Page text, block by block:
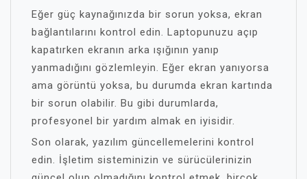
Eğer güç kaynağınızda bir sorun yoksa, ekran
bağlantılarını kontrol edin. Laptopunuzu açıp
kapatırken ekranın arka ışığının yanıp
yanmadığını gözlemleyin. Eğer ekran yanıyorsa
ama görüntü yoksa, bu durumda ekran kartında
bir sorun olabilir. Bu gibi durumlarda,
profesyonel bir yardım almak en iyisidir.
Son olarak, yazılım güncellemelerini kontrol
edin. İşletim sisteminizin ve sürücülerinizin